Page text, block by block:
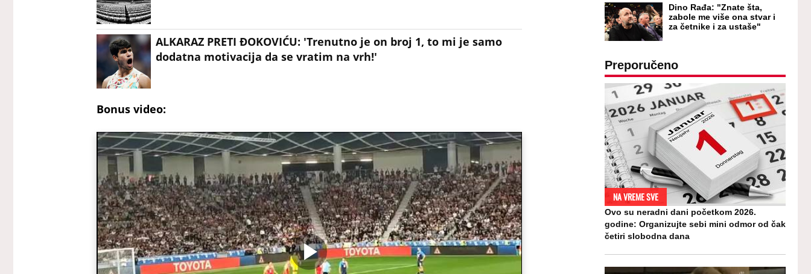
ALKARAZ PRETI ĐOKOVIĆU: 'Trenutno je on broj 1, to mi je samo
dodatna motivacija da se vratim na vrh!'
Bonus video:
Dino Rađa: "Znate šta,
zabole me više ona stvar i
za četnike i za ustaše"
Preporučeno
NA VREME SVE
Ovo su neradni dani početkom 2026.
godine: Organizujte sebi mini odmor od čak
četiri slobodna dana